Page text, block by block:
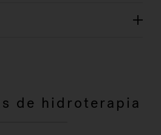
de hidroterapia